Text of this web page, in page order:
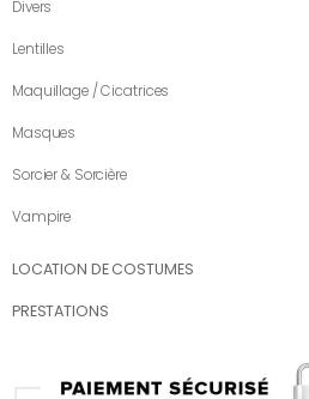
Divers
Lentilles
Maquillage / Cicatrices
Masques
Sorcier & Sorcière
Vampire
LOCATION DE COSTUMES
PRESTATIONS